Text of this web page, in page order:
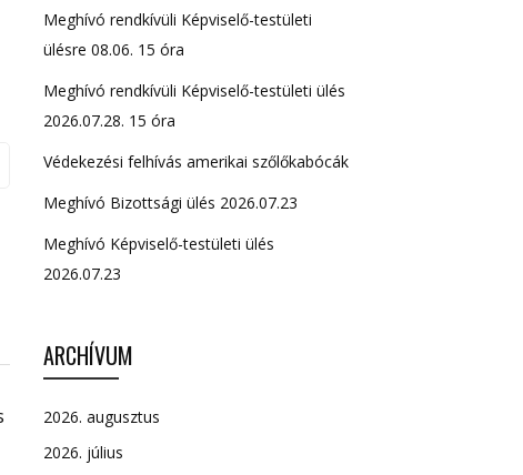
Meghívó rendkívüli Képviselő-testületi
ülésre 08.06. 15 óra
Meghívó rendkívüli Képviselő-testületi ülés
2026.07.28. 15 óra
Védekezési felhívás amerikai szőlőkabócák
Meghívó Bizottsági ülés 2026.07.23
Meghívó Képviselő-testületi ülés
2026.07.23
ARCHÍVUM
2026. augusztus
2026. július